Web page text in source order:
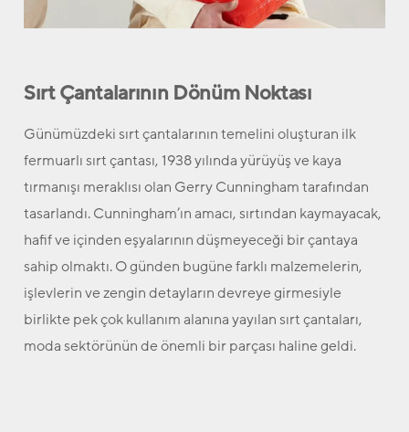
Sırt Çantalarının Dönüm Noktası
Günümüzdeki sırt çantalarının temelini oluşturan ilk
fermuarlı sırt çantası, 1938 yılında yürüyüş ve kaya
tırmanışı meraklısı olan Gerry Cunningham tarafından
tasarlandı. Cunningham’ın amacı, sırtından kaymayacak,
hafif ve içinden eşyalarının düşmeyeceği bir çantaya
sahip olmaktı. O günden bugüne farklı malzemelerin,
işlevlerin ve zengin detayların devreye girmesiyle
birlikte pek çok kullanım alanına yayılan sırt çantaları,
moda sektörünün de önemli bir parçası haline geldi.